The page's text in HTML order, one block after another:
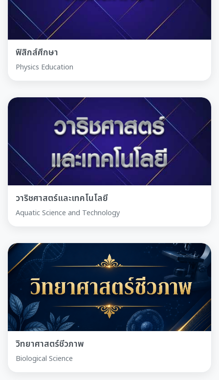
ฟิสิกส์ศึกษา
Physics Education
วาริชศาสตร์และเทคโนโลยี
Aquatic Science and Technology
วิทยาศาสตร์ชีวภาพ
Biological Science